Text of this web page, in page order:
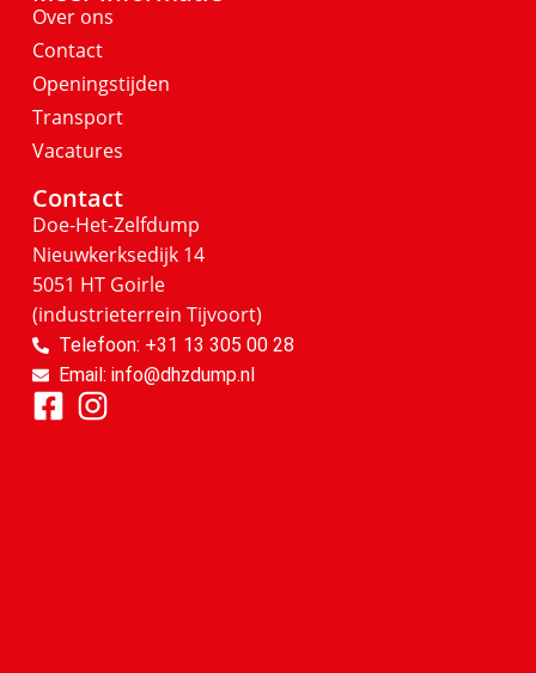
Over ons
Contact
Openingstijden
Transport
Vacatures
Contact
Doe-Het-Zelfdump
Nieuwkerksedijk 14
5051 HT Goirle
(industrieterrein Tijvoort)
Telefoon: +31 13 305 00 28
Email: info@dhzdump.nl